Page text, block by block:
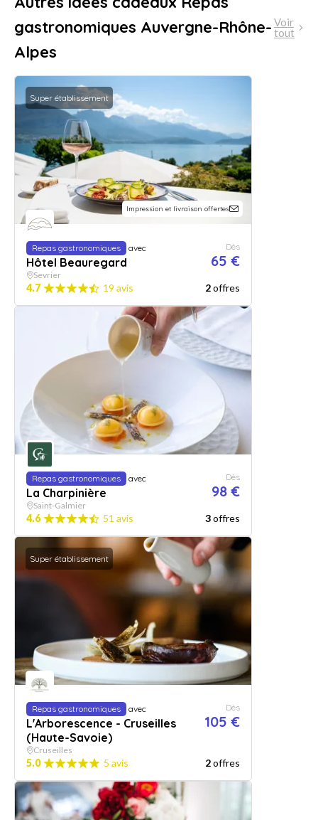
gastronomiques Auvergne-Rhône-
Alpes
Voir
tout
Super établissement
Impression et livraison offertes
Repas gastronomiques avec
Hôtel Beauregard
Dès
65 €
Sevrier
4.7 19 avis 2offres
Repas gastronomiques avec
La Charpinière
Dès
98 €
Saint-Galmier
4.6 51 avis 3offres
Super établissement
Repas gastronomiques avec
L'Arborescence - Cruseilles
(Haute-Savoie)
Dès
105 €
Cruseilles
5.0 5 avis 2offres